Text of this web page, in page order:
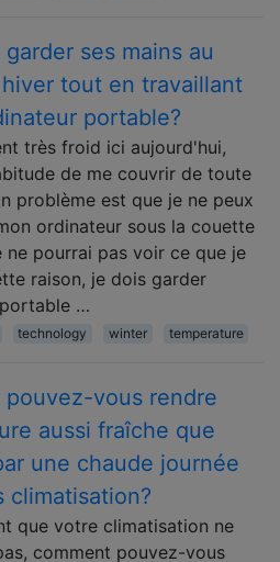
ses mains au
tout en travaillant
portable?
très froid ici aujourd'hui,
de me couvrir de toute
problème est que je ne peux
ordinateur sous la couette
ne pourrai pas voir ce que je
raison, je dois garder
…
technology winter temperature
pouvez-vous rendre
aussi fraîche que
une chaude journée
climatisation?
que votre climatisation ne
comment pouvez-vous